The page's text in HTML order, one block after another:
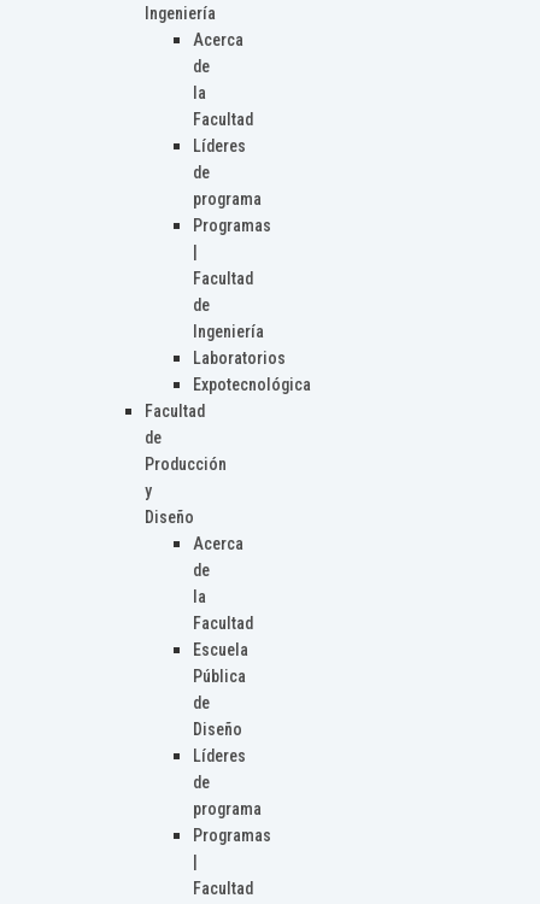
Ingeniería
Acerca
de
la
Facultad
Líderes
de
programa
Programas
Facultad
de
Ingeniería
Laboratorios
Expotecnológica
Facultad
de
Producción
y
Diseño
Acerca
de
la
Facultad
Escuela
Pública
de
Diseño
Líderes
de
programa
Programas
Facultad